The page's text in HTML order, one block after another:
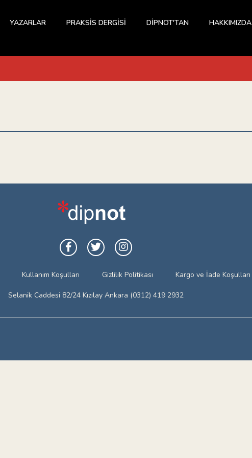
YAZARLAR PRAKSİS DERGİSİ DİPNOT'TAN HAKKIMIZDA
Kullanım Koşulları Gizlilik Politikası Kargo ve İade Koşulları
Selanik Caddesi 82/24 Kızılay Ankara (0312) 419 2932